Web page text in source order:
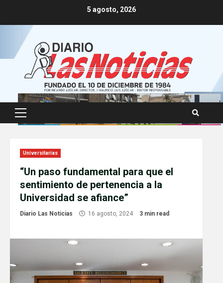
5 agosto, 2026
Primary
Menu
Universitarias
“Un paso fundamental para que el
sentimiento de pertenencia a la
Universidad se afiance”
Diario Las Noticias 16 agosto, 2024 3 min read